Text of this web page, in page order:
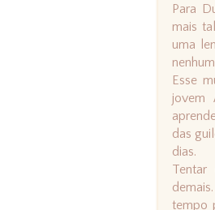
Para
mais
uma
Esse
jovem
das
dias.
Tentar
tempo